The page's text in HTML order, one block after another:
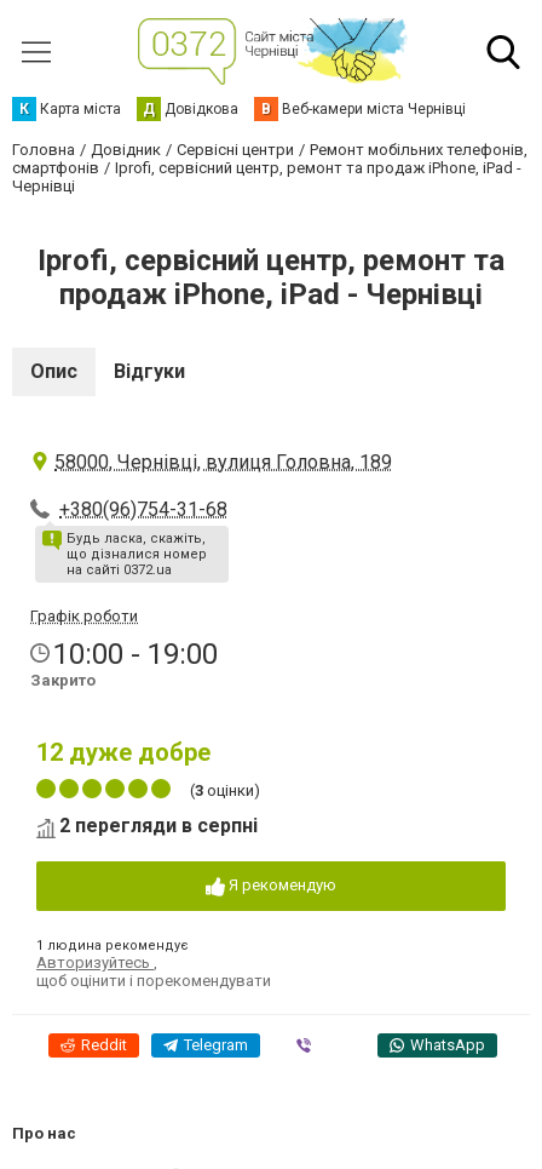
К Карта міста Д Довідкова В Веб-камери міста Чернівці
Головна Довідник Сервісні центри
Ремонт мобільних телефонів,
смартфонів
Iprofi, сервісний центр, ремонт та продаж iPhone, iPad -
Чернівці
Iprofi, сервісний центр, ремонт та
продаж iPhone, iPad - Чернівці
Опис Відгуки
58000, Чернівці, вулиця Головна, 189
+380(96)754-31-68
Будь ласка, скажіть,
що дізналися номер
на сайті 0372.ua
Графік роботи
10:00 - 19:00
Закрито
12 дуже добре
(3 оцінки)
2 перегляди в серпні
Я рекомендую
1 людина рекомендує
Авторизуйтесь
щоб оцінити і порекомендувати
Reddit Telegram WhatsApp
Про нас